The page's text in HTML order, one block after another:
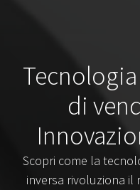
di
Scopri come la
inversa rivoluziona il